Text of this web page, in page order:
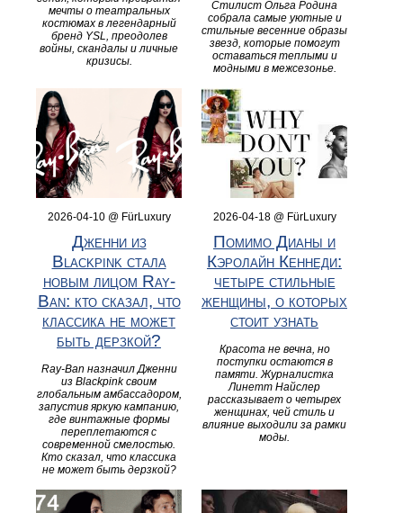
мечты о театральных
костюмах в легендарный
бренд YSL, преодолев
войны, скандалы и личные
кризисы.
Стилист Ольга Родина
собрала самые уютные и
стильные весенние образы
звезд, которые помогут
оставаться теплыми и
модными в межсезонье.
2026-04-10 @ FürLuxury
Дженни из
Blackpink стала
новым лицом Ray-
Ban: кто сказал, что
классика не может
быть дерзкой?
Ray-Ban назначил Дженни
из Blackpink своим
глобальным амбассадором,
запустив яркую кампанию,
где винтажные формы
переплетаются с
современной смелостью.
Кто сказал, что классика
не может быть дерзкой?
2026-04-18 @ FürLuxury
Помимо Дианы и
Кэролайн Кеннеди:
четыре стильные
женщины, о которых
стоит узнать
Красота не вечна, но
поступки остаются в
памяти. Журналистка
Линетт Найслер
рассказывает о четырех
женщинах, чей стиль и
влияние выходили за рамки
моды.